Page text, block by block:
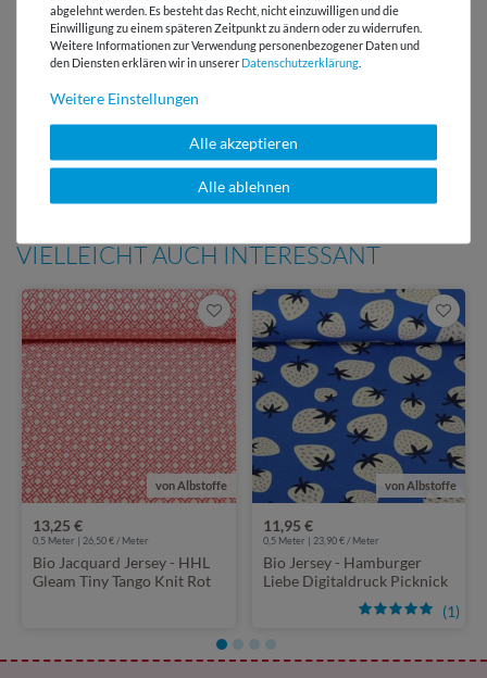
E-Mail Kundenservice
Antwort in 24h
Bewertungen
Über 110 Gratis
Schnittmuster für Dich
VIELLEICHT AUCH INTERESSANT
von Albstoffe
13,25 €
0,5 Meter | 26,50 € / Meter
Bio Jacquard Jersey - HHL
Gleam Tiny Tango Knit Rot
von Albstoffe
(1)
11,95 €
0,5 Meter | 23,90 € / Meter
Bio Jersey - Hamburger
Liebe Digitaldruck Picknick
Strawberries Royalblau
abgelehnt werden. Es besteht das Recht, nicht einzuwilligen und die
Einwilligung zu einem späteren Zeitpunkt zu ändern oder zu widerrufen.
Weitere Informationen zur Verwendung personenbezogener Daten und
den Diensten erklären wir in unserer Daten­schutz­erklärung
Weitere Einstellungen
Alle akzeptieren
Alle ablehnen